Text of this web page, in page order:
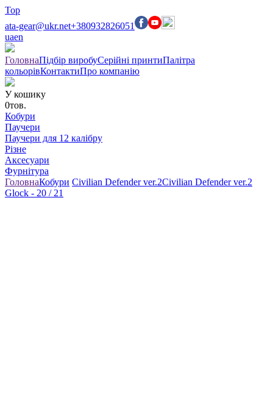
Top
ata-gear@ukr.net+380932826051
uaen
ГоловнаПідбір виробуСерійні принтиПалітра
кольорівКонтактиПро компанію
У кошику
0тов.
Кобури
Паучери
Паучери для 12 калібру
Різне
Аксесуари
Фурнітура
ГоловнаКобури Civilian Defender ver.2Civilian Defender ver.2
Glock - 20 / 21